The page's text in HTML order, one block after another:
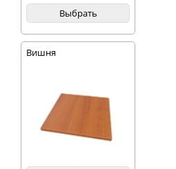
Выбрать
Вишня